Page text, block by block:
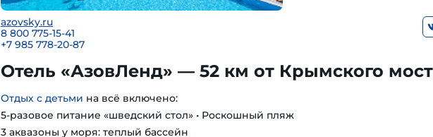
azovsky.ru
8 800 775-15-41
+7 985 778-20-87
Отель «АзовЛенд» — 52 км от Крымского
Отдых с детьми на всё включено:
5-разовое питание «шведский стол» • Роскошный пляж
3 аквазоны у моря: теплый бассейн